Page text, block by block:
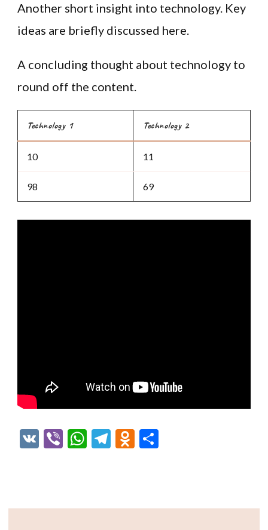
Another short insight into technology. Key
ideas are briefly discussed here.
A concluding thought about technology to
round off the content.
Technology 1 Technology 2
10 11
98 69
VK ViberWhatsApp
Telegram
Odnoklassniki